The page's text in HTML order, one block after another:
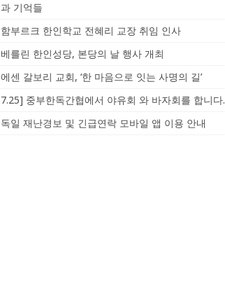
과 기억들
함부르크 한인학교 전혜리 교장 취임 인사
베를린 한인성당, 본당의 날 행사 개최
에센 갈보리 교회, ‘한 마음으로 잇는 사명의 길’
7.25] 중부한독간협에서 야유회 와 바자회를 합니다.
독일 재난경보 및 긴급연락 모바일 앱 이용 안내